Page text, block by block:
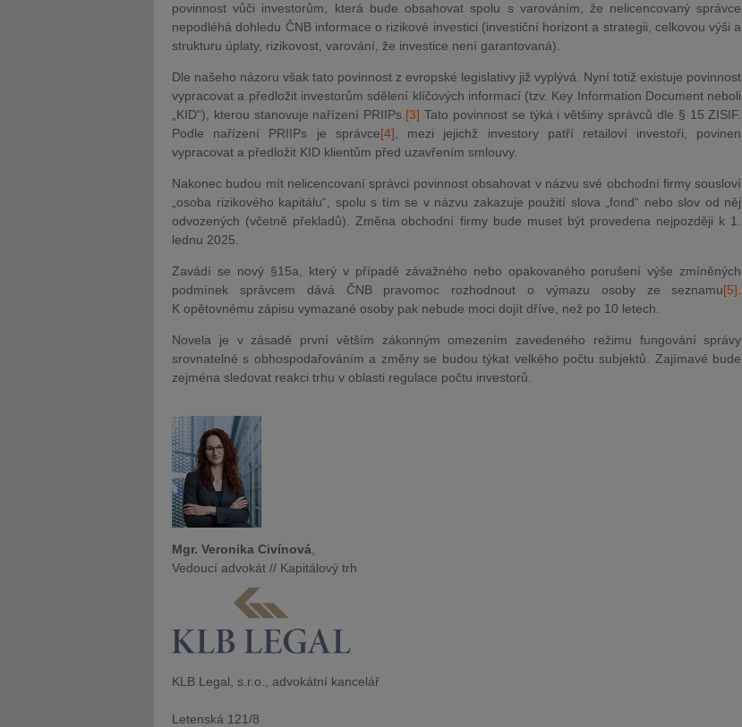
povinnost vůči investorům, která bude obsahovat spolu s varováním, že nelicencovaný správce
nepodléhá dohledu ČNB informace o rizikové investici (investiční horizont a strategii, celkovou výši a
strukturu úplaty, rizikovost, varování, že investice není garantovaná).
Dle našeho názoru však tato povinnost z evropské legislativy již vyplývá. Nyní totiž existuje povinnost
vypracovat a předložit investorům sdělení klíčových informací (tzv. Key Information Document neboli
„KID“), kterou stanovuje nařízení PRIIPs. [3] Tato povinnost se týká i většiny správců dle § 15 ZISIF.
Podle nařízení PRIIPs je správce[4] , mezi jejichž investory patří retailoví investoři, povinen
vypracovat a předložit KID klientům před uzavřením smlouvy.
Nakonec budou mít nelicencovaní správci povinnost obsahovat v názvu své obchodní firmy sousloví
„osoba rizikového kapitálu“, spolu s tím se v názvu zakazuje použití slova „fond“ nebo slov od něj
odvozených (včetně překladů). Změna obchodní firmy bude muset být provedena nejpozději k 1.
lednu 2025.
Zavádí se nový §15a, který v případě závažného nebo opakovaného porušení výše zmíněných
podmínek správcem dává ČNB pravomoc rozhodnout o výmazu osoby ze seznamu[5]
K opětovnému zápisu vymazané osoby pak nebude moci dojít dříve, než po 10 letech.
Novela je v zásadě první větším zákonným omezením zavedeného režimu fungování správy
srovnatelné s obhospodařováním a změny se budou týkat velkého počtu subjektů. Zajímavé bude
zejména sledovat reakci trhu v oblasti regulace počtu investorů.
Mgr. Veronika Civínová
Vedoucí advokát // Kapitálový trh
KLB Legal, s.r.o., advokátní kancelář
Letenská 121/8